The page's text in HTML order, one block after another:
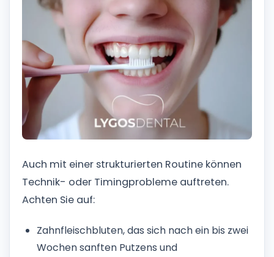
Auch mit einer strukturierten Routine können
Technik- oder Timingprobleme auftreten.
Achten Sie auf:
Zahnfleischbluten, das sich nach ein bis zwei
Wochen sanften Putzens und